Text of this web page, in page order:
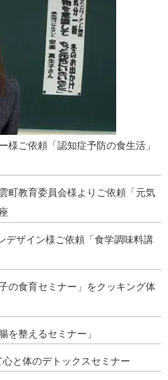
様ご依頼「認知症予防の食生活」
町教育委員会様よりご依頼「元気
デザイン様ご依頼「食学調味料講
の食育セミナー」をクッキング体
を整えるセミナー」
と体のデトックスセミナー